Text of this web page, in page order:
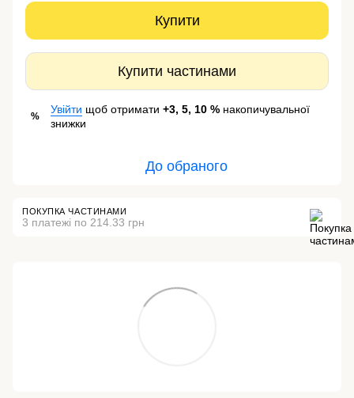
Купити
Купити частинами
%
Увійти щоб отримати +3, 5, 10 % накопичувальної
знижки
До обраного
ПОКУПКА ЧАСТИНАМИ
3 платежі по 214.33 грн